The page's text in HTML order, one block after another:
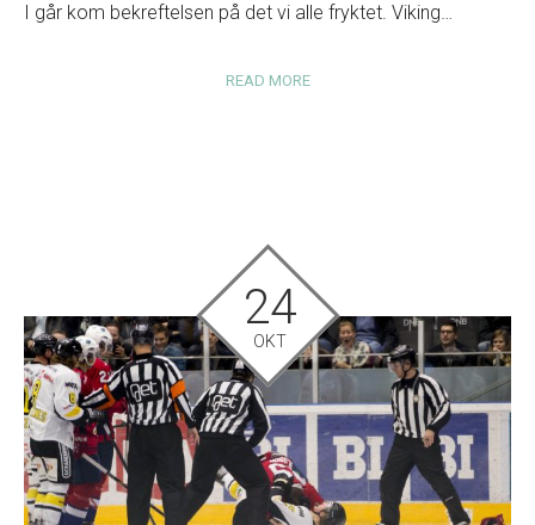
I går kom bekreftelsen på det vi alle fryktet. Viking…
READ MORE
24
OKT